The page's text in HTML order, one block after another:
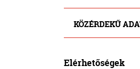
KÖZÉRDEKŰ
Elérhetőségek